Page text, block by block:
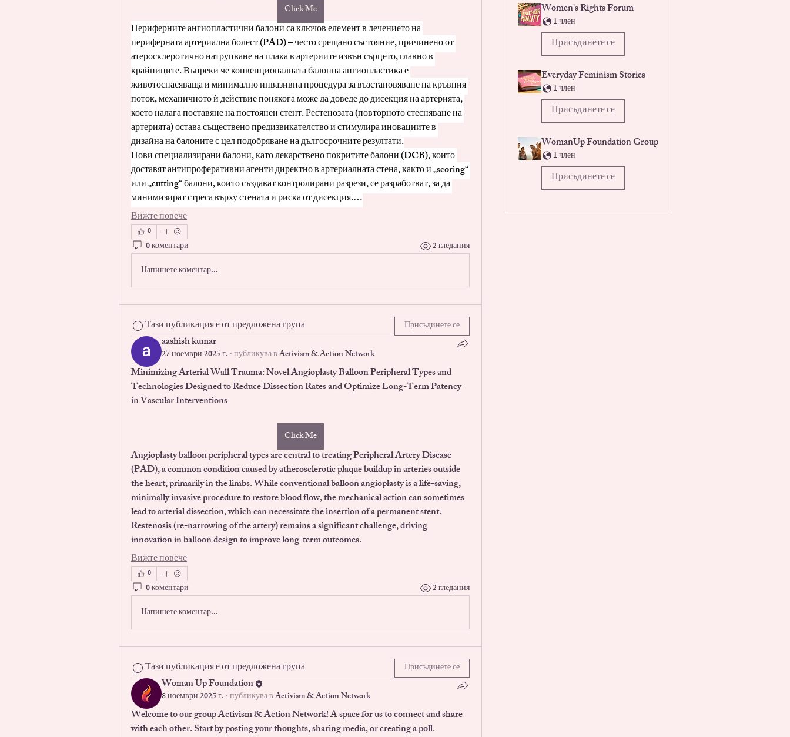
Women's Rights Forum
1 член
Присъдинете се
Everyday Feminism Stories
1 член
Присъдинете се
WomanUp Foundation Group
1 член
Присъдинете се
Click Me
Периферните ангиопластични балони са ключов елемент в лечението на
периферната артериална болест (PAD) – често срещано състояние, причинено от
атеросклеротично натрупване на плака в артериите извън сърцето, главно в
крайниците. Въпреки че конвенционалната балонна ангиопластика е
животоспасяваща и минимално инвазивна процедура за възстановяване на кръвния
поток, механичното ѝ действие понякога може да доведе до дисекция на артерията,
което налага поставяне на постоянен стент. Рестенозата (повторното стесняване на
артерията) остава съществено предизвикателство и стимулира иновациите в
дизайна на балоните с цел подобряване на дългосрочните резултати.
Нови специализирани балони, като лекарствено покритите балони (DCB), които
доставят антипроферативни агенти директно в артериалната стена, както и „scoring“
или „cutting“ балони, които създават контролирани разрези, се разработват, за да
минимизират стреса върху стената и риска от дисекция.…
Вижте повече
0
0 коментари
2 гледания
Напишете коментар...
Тази публикация е от предложена група Присъдинете се
aashish kumar
27 ноември 2025 г. ·публикува вActivism & Action Network
Minimizing Arterial Wall Trauma: Novel Angioplasty Balloon Peripheral Types and
Technologies Designed to Reduce Dissection Rates and Optimize Long-Term Patency
in Vascular Interventions
Click Me
Angioplasty balloon peripheral types are central to treating Peripheral Artery Disease
(PAD), a common condition caused by atherosclerotic plaque buildup in arteries outside
the heart, primarily in the limbs. While conventional balloon angioplasty is a life-saving,
minimally invasive procedure to restore blood flow, the mechanical action can sometimes
lead to arterial dissection, which can necessitate the insertion of a permanent stent.
Restenosis (re-narrowing of the artery) remains a significant challenge, driving
innovation in balloon design to improve long-term outcomes.
Вижте повече
0
0 коментари
2 гледания
Напишете коментар...
Тази публикация е от предложена група Присъдинете се
Woman Up Foundation
8 ноември 2025 г. ·публикува вActivism & Action Network
Welcome to our group Activism & Action Network! A space for us to connect and share
with each other. Start by posting your thoughts, sharing media, or creating a poll.